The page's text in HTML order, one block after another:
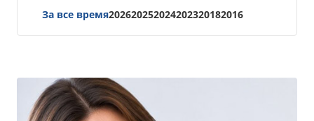
За все время202620252024202320182016